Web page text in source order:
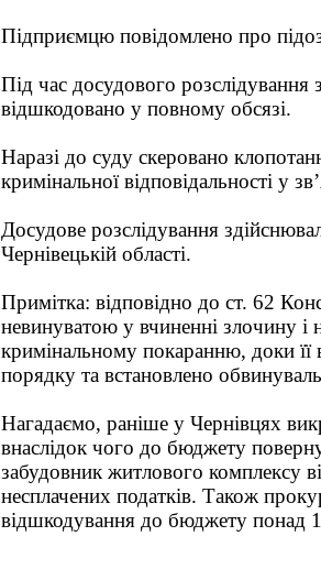
Підприємцю повідомлено про
Під час досудового розслідування
відшкодовано у повному обсязі.
Наразі до суду скеровано
кримінальної відповідальності у
Досудове розслідування
Чернівецькій області.
Примітка: відповідно до ст. 62
невинуватою у вчиненні злочину і
кримінальному покаранню, доки
порядку та встановлено
Нагадаємо, раніше у Чернівцях
внаслідок чого до бюджету
забудовник житлового комплексу
несплачених податків. Також
відшкодування до бюджету понад